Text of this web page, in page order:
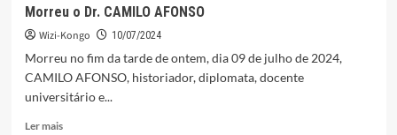
Morreu o Dr. CAMILO AFONSO
Wizi-Kongo 10/07/2024
Morreu no fim da tarde de ontem, dia 09 de julho de 2024,
CAMILO AFONSO, historiador, diplomata, docente
universitário e...
Ler maisLeia